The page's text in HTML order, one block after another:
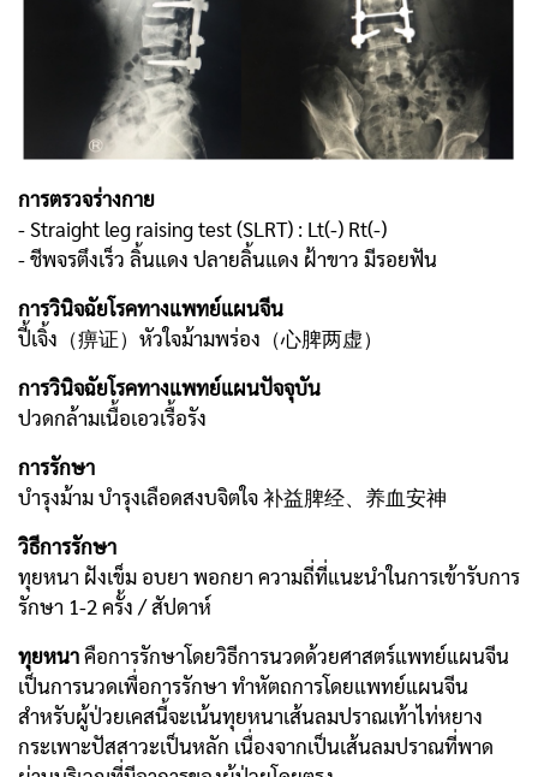
การตรวจร่างกาย
- Straight leg raising test (SLRT) : Lt(-) Rt(-)
- ชีพจรตึงเร็ว ลิ้นแดง ปลายลิ้นแดง ฝ้าขาว มีรอยฟัน
การวินิจฉัยโรคทางแพทย์แผนจีน
ปี้เจิ้ง（痹证）หัวใจม้ามพร่อง（心脾两虚）
การวินิจฉัยโรคทางแพทย์แผนปัจจุบัน
ปวดกล้ามเนื้อเอวเรื้อรัง
การรักษา
บำรุงม้าม บำรุงเลือดสงบจิตใจ 补益脾经、养血安神
วิธีการรักษา
ทุยหนา ฝังเข็ม อบยา พอกยา ความถี่ที่แนะนำในการเข้ารับการ
รักษา 1-2 ครั้ง / สัปดาห์
ทุยหนาคือการรักษาโดยวิธีการนวดด้วยศาสตร์แพทย์แผนจีน
เป็นการนวดเพื่อการรักษา ทำหัตถการโดยแพทย์แผนจีน
สำหรับผู้ป่วยเคสนี้จะเน้นทุยหนาเส้นลมปราณเท้าไท่หยาง
กระเพาะปัสสาวะเป็นหลัก เนื่องจากเป็นเส้นลมปราณที่พาด